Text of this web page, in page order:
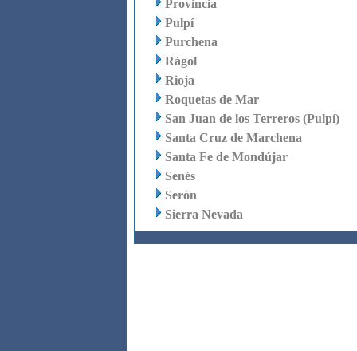
Provincia
Pulpí
Purchena
Rágol
Rioja
Roquetas de Mar
San Juan de los Terreros (Pulpí)
Santa Cruz de Marchena
Santa Fe de Mondújar
Senés
Serón
Sierra Nevada